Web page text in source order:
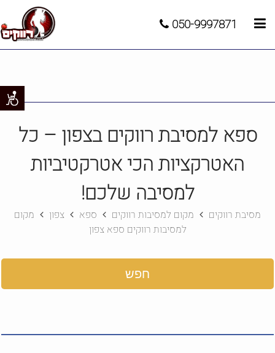
050-9997871
ספא למסיבת רווקים בצפון – כל
האטרקציות הכי אטרקטיביות
למסיבה שלכם!
מסיבת רווקים מקום למסיבות רווקים ספא צפון
מקום
למסיבות רווקים ספא צפון
חפש